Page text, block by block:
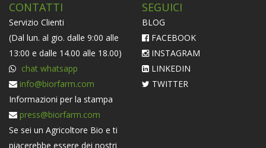
CONTATTI
Servizio Clienti
(Dal lun. al gio. dalle 9:00 alle
13:00 e dalle 14.00 alle 18.00)
chat whatsapp
info@biorfarm.com
Informazioni per la stampa
press@biorfarm.com
Se sei un Agricoltore Bio e ti
piacerebbe essere dei nostri
SEGUICI
BLOG
FACEBOOK
INSTAGRAM
LINKEDIN
TWITTER